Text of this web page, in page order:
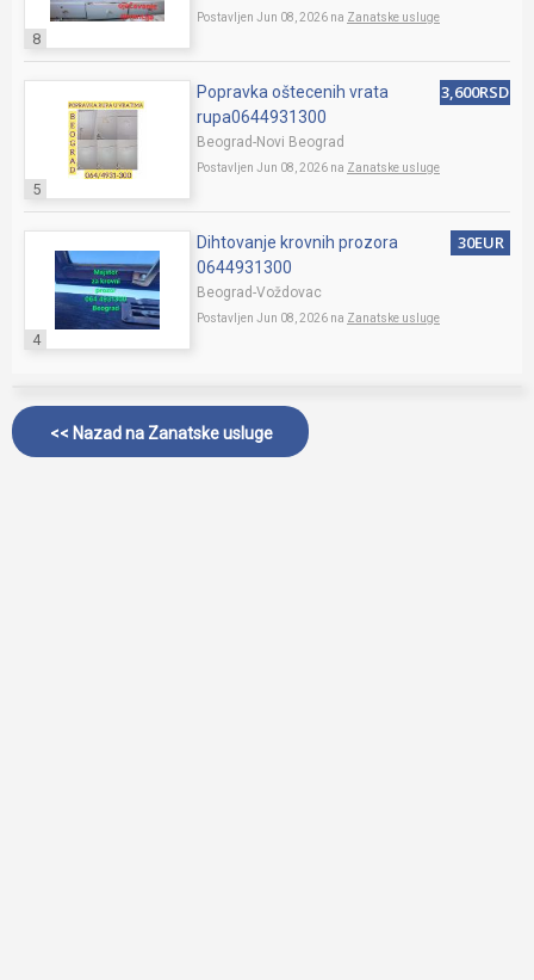
8
Postavljen Jun 08, 2026 na Zanatske usluge
5
Popravka oštecenih vrata
rupa0644931300
Beograd-Novi Beograd
Postavljen Jun 08, 2026 na Zanatske usluge
3,600RSD
4
Dihtovanje krovnih prozora
0644931300
Beograd-Voždovac
Postavljen Jun 08, 2026 na Zanatske usluge
30EUR
<< Nazad na Zanatske usluge